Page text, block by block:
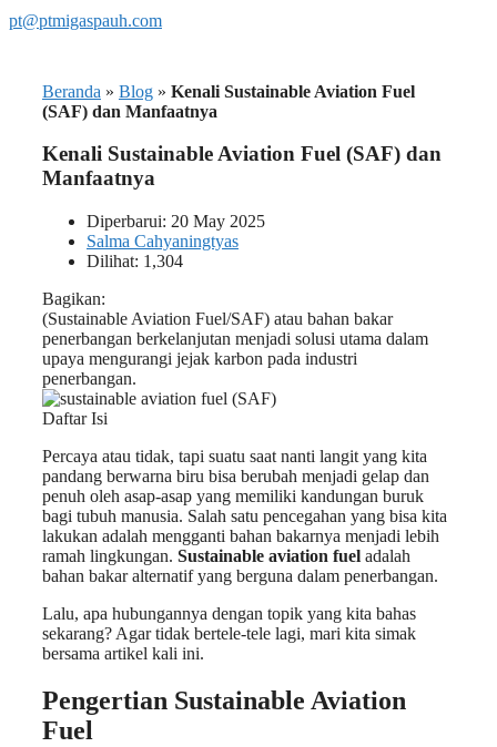
pt@ptmigaspauh.com
Beranda » Blog » Kenali Sustainable Aviation Fuel
(SAF) dan Manfaatnya
Kenali Sustainable Aviation Fuel (SAF) dan
Manfaatnya
Diperbarui: 20 May 2025
Salma Cahyaningtyas
Dilihat: 1,304
Bagikan:
(Sustainable Aviation Fuel/SAF) atau bahan bakar
penerbangan berkelanjutan menjadi solusi utama dalam
upaya mengurangi jejak karbon pada industri
penerbangan.
Daftar Isi
Percaya atau tidak, tapi suatu saat nanti langit yang kita
pandang berwarna biru bisa berubah menjadi gelap dan
penuh oleh asap-asap yang memiliki kandungan buruk
bagi tubuh manusia. Salah satu pencegahan yang bisa kita
lakukan adalah mengganti bahan bakarnya menjadi lebih
ramah lingkungan. Sustainable aviation fuel adalah
bahan bakar alternatif yang berguna dalam penerbangan.
Lalu, apa hubungannya dengan topik yang kita bahas
sekarang? Agar tidak bertele-tele lagi, mari kita simak
bersama artikel kali ini.
Pengertian Sustainable Aviation
Fuel